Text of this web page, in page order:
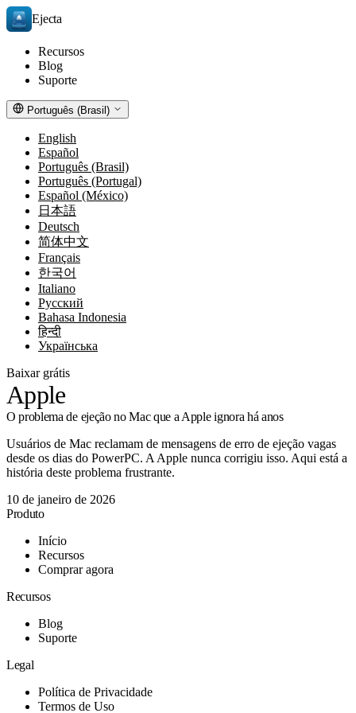
Ejecta
Recursos
Blog
Suporte
Português (Brasil)
English
Español
Português (Brasil)
Português (Portugal)
Español (México)
日本語
Deutsch
简体中文
Français
한국어
Italiano
Русский
Bahasa Indonesia
हिन्दी
Українська
Baixar grátis
Apple
O problema de ejeção no Mac que a Apple ignora há anos
Usuários de Mac reclamam de mensagens de erro de ejeção vagas
desde os dias do PowerPC. A Apple nunca corrigiu isso. Aqui está a
história deste problema frustrante.
10 de janeiro de 2026
Produto
Início
Recursos
Comprar agora
Recursos
Blog
Suporte
Legal
Política de Privacidade
Termos de Uso